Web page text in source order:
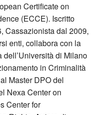
Certificate on
(ECCE). Iscritto
Cassazionista dal 2009,
enti, collabora con la
di Milano
in Criminalità
Master DPO del
Nexa Center on
Center for